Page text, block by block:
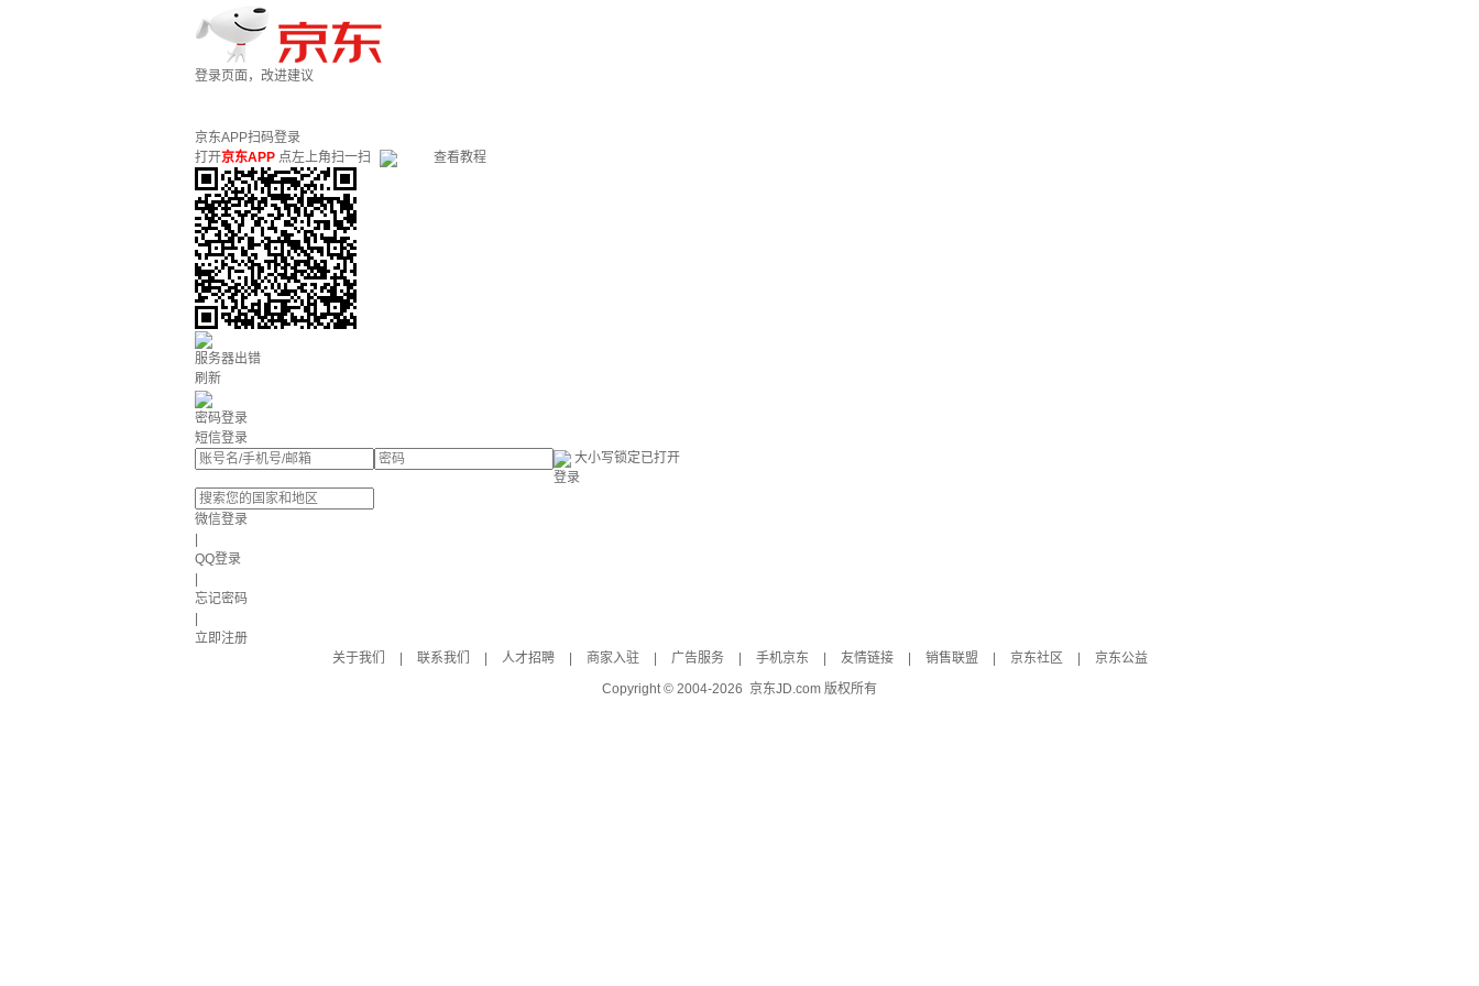
登录页面，改进建议
京东APP扫码登录
打开京东APP 点左上角扫一扫 查看教程
服务器出错
刷新
密码登录
短信登录
大小写锁定已打开
登录
微信登录
QQ登录
忘记密码
立即注册
关于我们
联系我们 人才招聘 商家入驻 广告服务 手机京东 友情链接 销售联盟 京东社区
京东公益
Copyright © 2004-2026 京东JD.com 版权所有